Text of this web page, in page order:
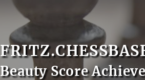
Beauty Score